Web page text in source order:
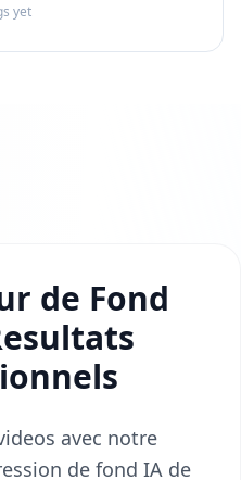
yet
de Fond
avec notre
de fond IA de